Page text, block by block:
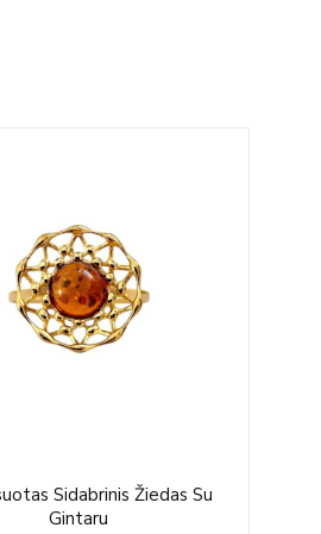
Sidabrinis Žiedas Su
Gintaru
Original
price
Current